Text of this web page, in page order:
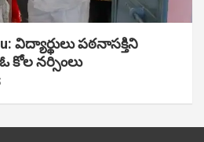
విద్యార్థులు పఠ‌నాసక్తిని
నర్సింలు